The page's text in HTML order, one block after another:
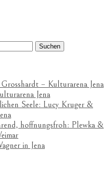
– Kulturarena Jena
Jena
Seele: Lucy Kruger &
hoffnungsfroh: Plewka &
in Jena